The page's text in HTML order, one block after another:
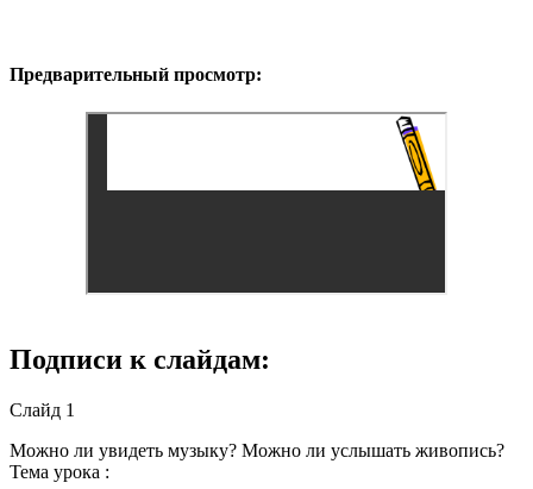
Предварительный просмотр:
Подписи к слайдам:
Слайд 1
Можно ли увидеть музыку? Можно ли услышать живопись?
Тема урока :